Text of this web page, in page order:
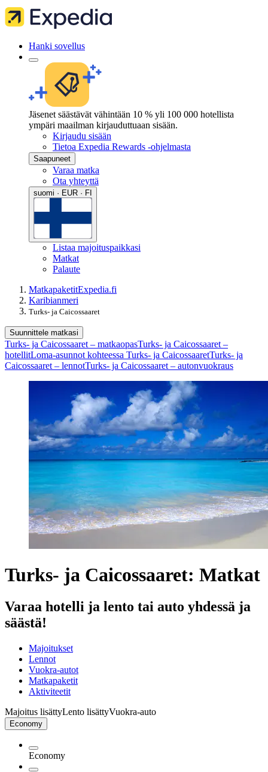
Hanki sovellus
Jäsenet säästävät vähintään 10 % yli 100 000 hotellista
ympäri maailman kirjauduttuaan sisään.
Kirjaudu sisään
Tietoa Expedia Rewards -ohjelmasta
Saapuneet
Varaa matka
Ota yhteyttä
suomi · EUR · FI
Listaa majoituspaikkasi
Matkat
Palaute
MatkapaketitExpedia.fi
Karibianmeri
Turks- ja Caicossaaret
Suunnittele matkasi
Turks- ja Caicossaaret – matkaopasTurks- ja Caicossaaret –
hotellitLoma-asunnot kohteessa Turks- ja CaicossaaretTurks- ja
Caicossaaret – lennotTurks- ja Caicossaaret – autonvuokraus
Turks- ja Caicossaaret: Matkat
Varaa hotelli ja lento tai auto yhdessä ja
säästä!
Majoitukset
Lennot
Vuokra-autot
Matkapaketit
Aktiviteetit
Majoitus lisättyLento lisättyVuokra-auto
Economy
Economy